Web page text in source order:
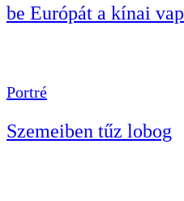
be Európát a kínai
Portré
Szemeiben tűz lobog